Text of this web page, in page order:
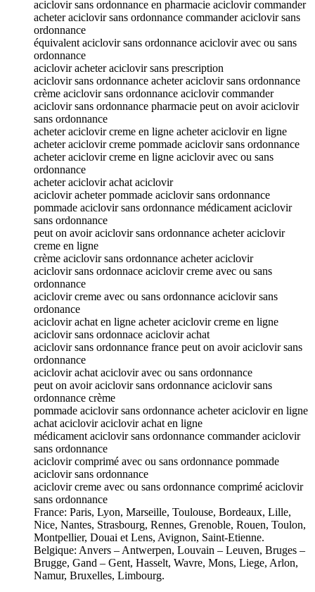
aciclovir sans ordonnance en pharmacie aciclovir commander
acheter aciclovir sans ordonnance commander aciclovir sans
ordonnance
équivalent aciclovir sans ordonnance aciclovir avec ou sans
ordonnance
aciclovir acheter aciclovir sans prescription
aciclovir sans ordonnance acheter aciclovir sans ordonnance
crème aciclovir sans ordonnance aciclovir commander
aciclovir sans ordonnance pharmacie peut on avoir aciclovir
sans ordonnance
acheter aciclovir creme en ligne acheter aciclovir en ligne
acheter aciclovir creme pommade aciclovir sans ordonnance
acheter aciclovir creme en ligne aciclovir avec ou sans
ordonnance
acheter aciclovir achat aciclovir
aciclovir acheter pommade aciclovir sans ordonnance
pommade aciclovir sans ordonnance médicament aciclovir
sans ordonnance
peut on avoir aciclovir sans ordonnance acheter aciclovir
creme en ligne
crème aciclovir sans ordonnance acheter aciclovir
aciclovir sans ordonnace aciclovir creme avec ou sans
ordonnance
aciclovir creme avec ou sans ordonnance aciclovir sans
ordonance
aciclovir achat en ligne acheter aciclovir creme en ligne
aciclovir sans ordonnace aciclovir achat
aciclovir sans ordonnance france peut on avoir aciclovir sans
ordonnance
aciclovir achat aciclovir avec ou sans ordonnance
peut on avoir aciclovir sans ordonnance aciclovir sans
ordonnance crème
pommade aciclovir sans ordonnance acheter aciclovir en ligne
achat aciclovir aciclovir achat en ligne
médicament aciclovir sans ordonnance commander aciclovir
sans ordonnance
aciclovir comprimé avec ou sans ordonnance pommade
aciclovir sans ordonnance
aciclovir creme avec ou sans ordonnance comprimé aciclovir
sans ordonnance
France: Paris, Lyon, Marseille, Toulouse, Bordeaux, Lille,
Nice, Nantes, Strasbourg, Rennes, Grenoble, Rouen, Toulon,
Montpellier, Douai et Lens, Avignon, Saint-Etienne.
Belgique: Anvers – Antwerpen, Louvain – Leuven, Bruges –
Brugge, Gand – Gent, Hasselt, Wavre, Mons, Liege, Arlon,
Namur, Bruxelles, Limbourg.